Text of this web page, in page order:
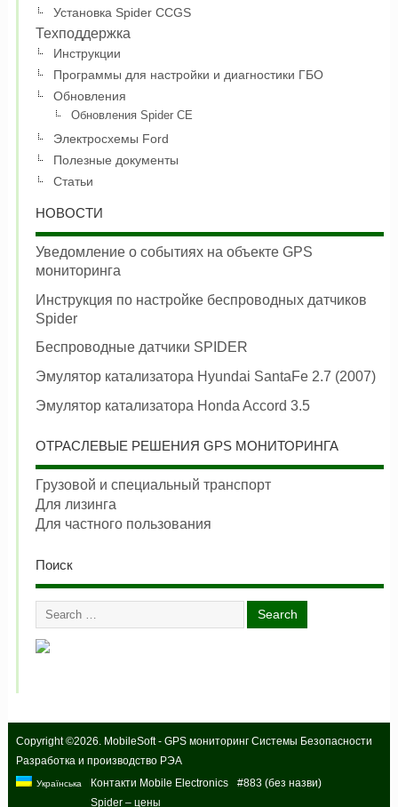
Установка Spider CCGS
Техподдержка
Инструкции
Программы для настройки и диагностики ГБО
Обновления
Обновления Spider CE
Электросхемы Ford
Полезные документы
Статьи
НОВОСТИ
Уведомление о событиях на объекте GPS
мониторинга
Инструкция по настройке беспроводных датчиков
Spider
Беспроводные датчики SPIDER
Эмулятор катализатора Hyundai SantaFe 2.7 (2007)
Эмулятор катализатора Honda Accord 3.5
ОТРАСЛЕВЫЕ РЕШЕНИЯ GPS МОНИТОРИНГА
Грузовой и специальный транспорт
Для лизинга
Для частного пользования
Поиск
Copyright ©2026. MobileSoft - GPS мониторинг Системы Безопасности
Разработка и производство РЭА
Українська Контакти Mobile Electronics
#883 (без назви)
Spider – цены